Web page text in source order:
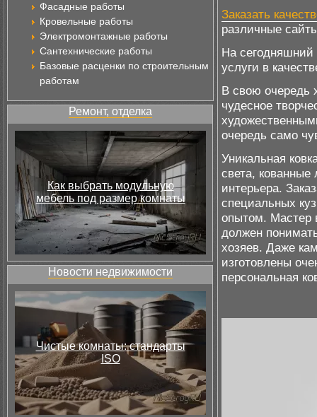
Фасадные работы
Кровельные работы
Электромонтажные работы
Сантехнические работы
Базовые расценки по строительным
работам
Ремонт, отделка
Как выбрать модульную
мебель под размер комнаты
Новости недвижимости
Чистые комнаты: стандарты
ISO
Заказать
различные
На сегодняшний
услуги в
В свою очередь
чудесное
очередь само
Уникальная
света,
интерьера.
специальных
опытом. Мастер
должен
хозяев. Даже
изготовлены
персональная